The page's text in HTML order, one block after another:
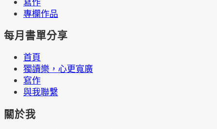
專欄作品
每月書單分享
首頁
獨讀樂，心更寬廣
寫作
與我聯繫
關於我